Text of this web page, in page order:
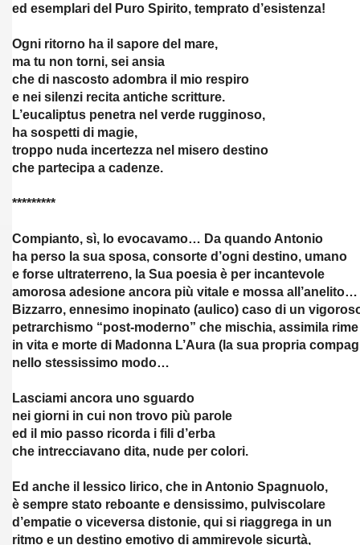
ed esemplari del Puro Spirito, temprato d’esistenza!
Ogni ritorno ha il sapore del mare,
ma tu non torni, sei ansia
che di nascosto adombra il mio respiro
e nei silenzi recita antiche scritture.
L’eucaliptus penetra nel verde rugginoso,
ha sospetti di magie,
troppo nuda incertezza nel misero destino
che partecipa a cadenze.
*********
Compianto, sì, lo evocavamo… Da quando Antonio
ha perso la sua sposa, consorte d’ogni destino, umano
e forse ultraterreno, la Sua poesia è per incantevole
amorosa adesione ancora più vitale e mossa all’anelito…
Bizzarro, ennesimo inopinato (aulico) caso di un
petrarchismo “post-moderno” che mischia, assimila rime
in vita e morte di Madonna L’Aura (la sua propria
nello stessissimo modo…
Lasciami ancora uno sguardo
nei giorni in cui non trovo più parole
ed il mio passo ricorda i fili d’erba
che intrecciavano dita, nude per colori.
Ed anche il lessico lirico, che in Antonio Spagnuolo,
è sempre stato reboante e densissimo, pulviscolare
d’empatie o viceversa distonie, qui si riaggrega in un
ritmo e un destino emotivo di ammirevole sicurtà,
dell'Anima, bandito con Ediz.Rosone.